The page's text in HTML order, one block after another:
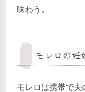
味わう。
モレロの妊
モレロは携帯で夫